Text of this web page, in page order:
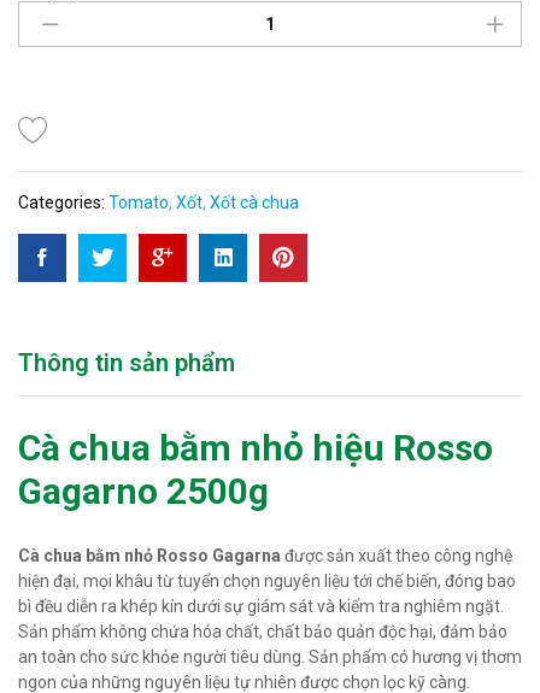
Categories: Tomato, Xốt, Xốt cà chua
Thông tin sản phẩm
Cà chua bằm nhỏ hiệu Rosso
Gagarno 2500g
Cà chua bằm nhỏ Rosso Gagarna được sản xuất theo công nghệ
hiện đại, mọi khâu từ tuyển chọn nguyên liệu tới chế biến, đóng bao
bì đều diễn ra khép kín dưới sự giám sát và kiểm tra nghiêm ngặt.
Sản phẩm không chứa hóa chất, chất bảo quản độc hại, đảm bảo
an toàn cho sức khỏe người tiêu dùng. Sản phẩm có hương vị thơm
ngon của những nguyên liệu tự nhiên được chọn lọc kỹ càng.